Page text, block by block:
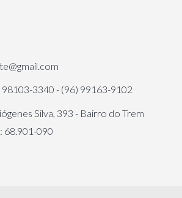
3340 - (96) 99163-9102
Silva, 393 - Bairro do Trem
68.901-090